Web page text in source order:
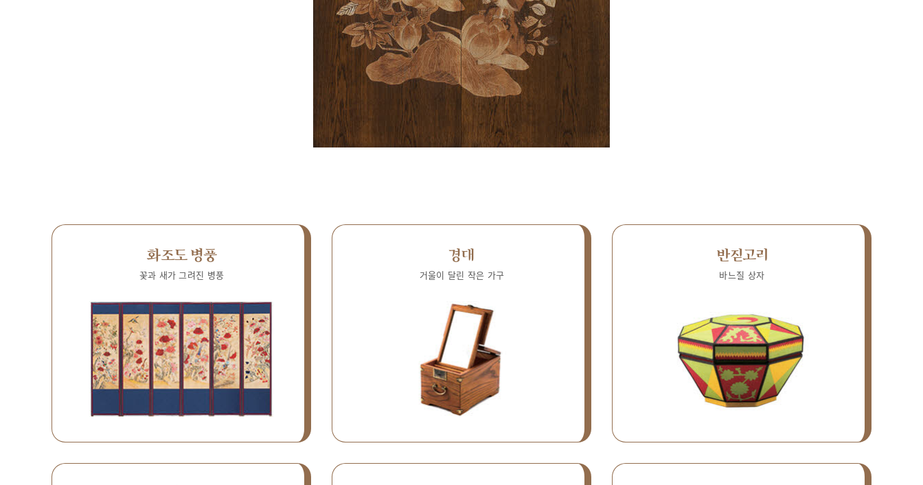
화조도 병풍
꽃과 새가 그려진 병풍
경대
거울이 달린 작은 가구
반짇고리
바느질 상자